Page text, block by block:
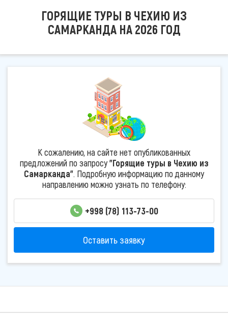
ГОРЯЩИЕ ТУРЫ В ЧЕХИЮ ИЗ
САМАРКАНДА НА 2026 ГОД
К сожалению, на сайте нет опубликованных
предложений по запросу"Горящие туры в Чехию из
Самарканда". Подробную информацию по данному
направлению можно узнать по телефону:
+998 (78) 113-73-00
Оставить заявку